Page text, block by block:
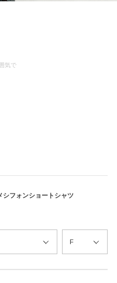
気で
フォンショートシャツ